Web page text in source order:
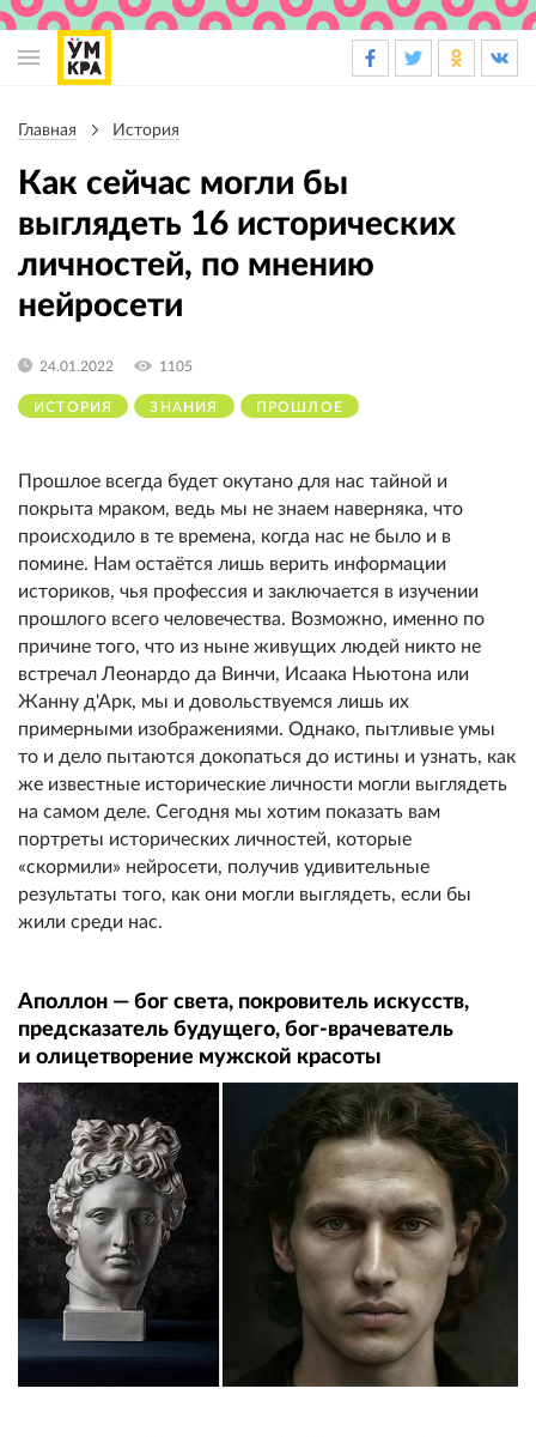
навигации
Главная История
Как сейчас могли бы
выглядеть 16 исторических
личностей, по мнению
нейросети
ИСТОРИЯ ЗНАНИЯ ПРОШЛОЕ
24.01.2022 1105
Прошлое всегда будет окутано для нас тайной и
покрыта мраком, ведь мы не знаем наверняка, что
происходило в те времена, когда нас не было и в
помине. Нам остаётся лишь верить информации
историков, чья профессия и заключается в изучении
прошлого всего человечества. Возможно, именно по
причине того, что из ныне живущих людей никто не
встречал Леонардо да Винчи, Исаака Ньютона или
Жанну д'Арк, мы и довольствуемся лишь их
примерными изображениями. Однако, пытливые умы
то и дело пытаются докопаться до истины и узнать, как
же известные исторические личности могли выглядеть
на самом деле. Сегодня мы хотим показать вам
портреты исторических личностей, которые
«скормили» нейросети, получив удивительные
результаты того, как они могли выглядеть, если бы
жили среди нас.
Аполлон — бог света, покровитель искусств,
предсказатель будущего, бог-врачеватель
и олицетворение мужской красоты